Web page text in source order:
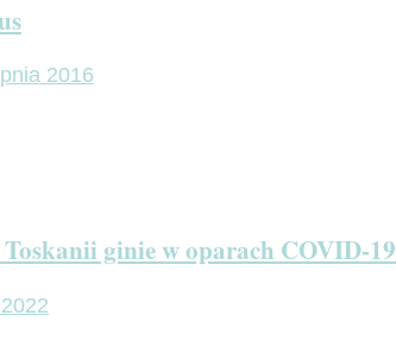
2016
ginie w oparach COVID-19